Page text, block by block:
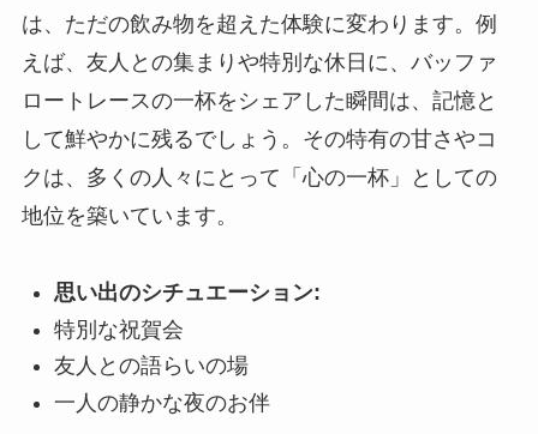
は、ただの飲み物を超えた体験に変わります。例
えば、友人との集まりや特別な休日に、バッファ
ロートレースの一杯をシェアした瞬間は、記憶と
して鮮やかに残るでしょう。その特有の甘さやコ
クは、多くの人々にとって「心の一杯」としての
地位を築いています。
思い出のシチュエーション:
特別な祝賀会
友人との語らいの場
一人の静かな夜のお伴